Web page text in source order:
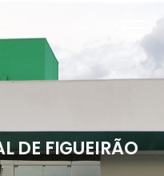
DE FIGUEIRÃO